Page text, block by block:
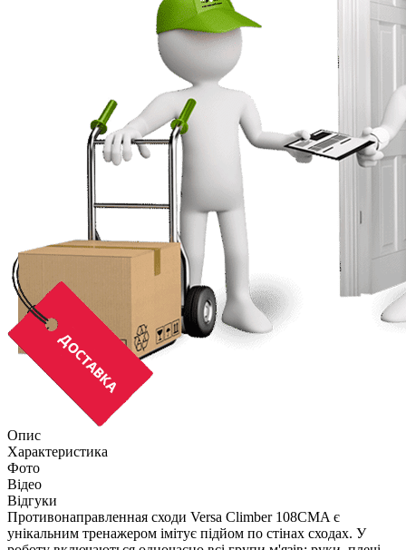
Опис
Характеристика
Фото
Відео
Відгуки
Противонаправленная сходи Versa Climber 108CMA є
унікальним тренажером імітує підйом по стінах сходах. У